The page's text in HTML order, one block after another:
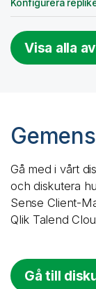
Konfigurera
Visa alla
Gå med i vårt
och diskutera
Sense Client-
Qlik Talend
Gå till